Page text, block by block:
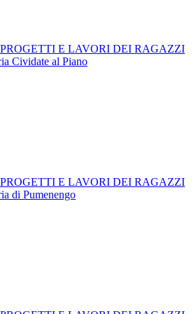
PROGETTI E LAVORI DEI RAGAZZI
Cividate al Piano
PROGETTI E LAVORI DEI RAGAZZI
di Pumenengo